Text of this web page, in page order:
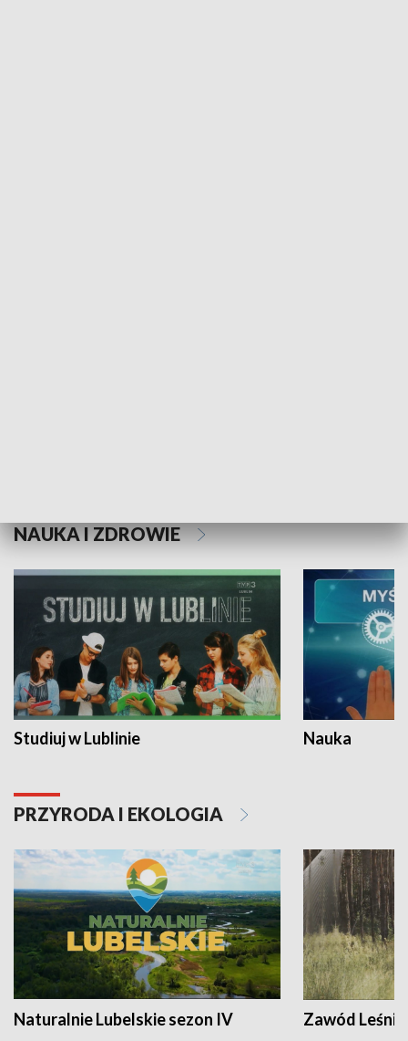
NAUKA I ZDROWIE
Studiuj w Lublinie Nauka
PRZYRODA I EKOLOGIA
Naturalnie Lubelskie sezon IV Zawód Leśnik